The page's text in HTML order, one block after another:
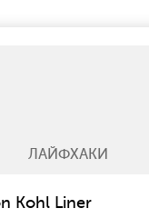
ЛАЙФХАКИ
Kohl Liner